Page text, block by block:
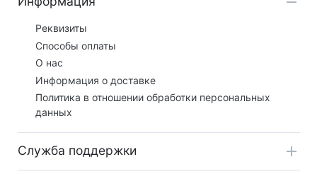
Реквизиты
Способы оплаты
О нас
Информация о доставке
Политика в отношении обработки персональных
данных
Служба поддержки